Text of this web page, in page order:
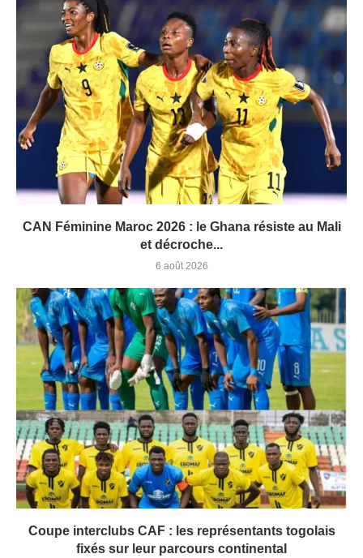
CAN Féminine Maroc 2026 : le Ghana résiste au Mali
et décroche...
6 août 2026
Coupe interclubs CAF : les représentants togolais
fixés sur leur parcours continental